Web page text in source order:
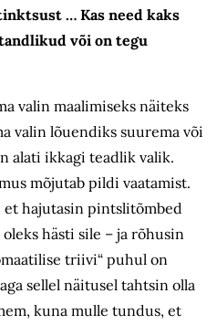
… Kas need kaks
või on tegu
valin maalimiseks näiteks
valin lõuendiks suurema või
alati ikkagi teadlik valik.
mõjutab pildi vaatamist.
et hajutasin pintsli­tõmbed
hästi sile – ja rõhusin
triivi“ puhul on
sellel näitusel tahtsin olla
kuna mulle tundus, et